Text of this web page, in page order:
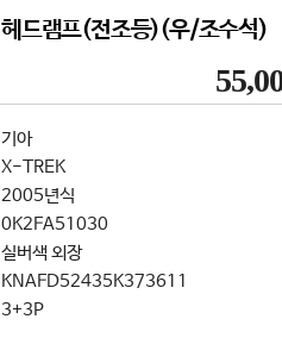
헤드램프(전조등)(우/조수석)
기아
X-TREK
2005년식
0K2FA51030
실버색 외장
KNAFD52435K373611
3+3P